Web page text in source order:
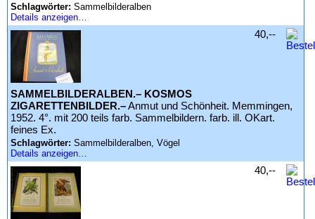
Schlagwörter: Sammelbilderalben
Details anzeigen…
SAMMELBILDERALBEN.– KOSMOS
ZIGARETTENBILDER.–Anmut und Schönheit. Memmingen,
1952. 4°. mit 200 teils farb. Sammelbildern. farb. ill. OKart.
feines Ex.
Schlagwörter: Sammelbilderalben, Vögel
Details anzeigen…
40,--
40,--